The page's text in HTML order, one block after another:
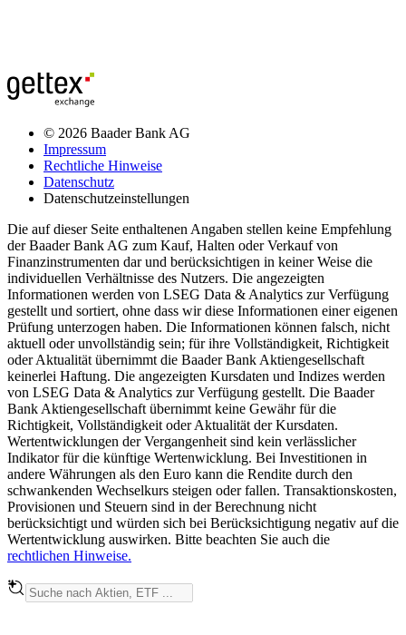
© 2026 Baader Bank AG
Impressum
Rechtliche Hinweise
Datenschutz
Datenschutzeinstellungen
Die auf dieser Seite enthaltenen Angaben stellen keine Empfehlung
der Baader Bank AG zum Kauf, Halten oder Verkauf von
Finanzinstrumenten dar und berücksichtigen in keiner Weise die
individuellen Verhältnisse des Nutzers. Die angezeigten
Informationen werden von LSEG Data & Analytics zur Verfügung
gestellt und sortiert, ohne dass wir diese Informationen einer eigenen
Prüfung unterzogen haben. Die Informationen können falsch, nicht
aktuell oder unvollständig sein; für ihre Vollständigkeit, Richtigkeit
oder Aktualität übernimmt die Baader Bank Aktiengesellschaft
keinerlei Haftung. Die angezeigten Kursdaten und Indizes werden
von LSEG Data & Analytics zur Verfügung gestellt. Die Baader
Bank Aktiengesellschaft übernimmt keine Gewähr für die
Richtigkeit, Vollständigkeit oder Aktualität der Kursdaten.
Wertentwicklungen der Vergangenheit sind kein verlässlicher
Indikator für die künftige Wertenwicklung. Bei Investitionen in
andere Währungen als den Euro kann die Rendite durch den
schwankenden Wechselkurs steigen oder fallen. Transaktionskosten,
Provisionen und Steuern sind in der Berechnung nicht
berücksichtigt und würden sich bei Berücksichtigung negativ auf die
Wertentwicklung auswirken. Bitte beachten Sie auch die
rechtlichen Hinweise.